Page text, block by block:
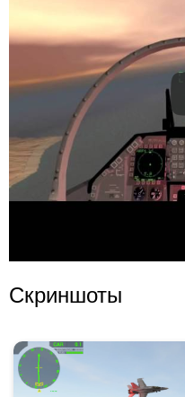
Скриншоты